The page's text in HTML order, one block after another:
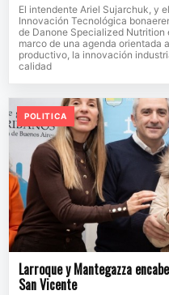
El intendente Ariel Sujarchuk, y
Innovación Tecnológica
de Danone Specialized Nutrition
marco de una agenda orientada
productivo, la innovación
calidad
POLITICA
Larroque y Mantegazza
San Vicente